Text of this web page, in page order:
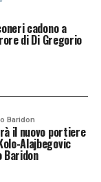
cadono a
di Di Gregorio
Baridon
il nuovo portiere
Alajbegovic
Baridon